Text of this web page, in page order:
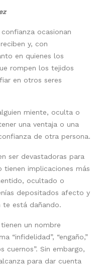
ocasionan
y, con
en quienes los
rompen los tejidos
en otros seres
miente, oculta o
una ventaja o una
de otra persona.
ser devastadoras para
tienen implicaciones más
ocultado o
depositados afecto y
te está dañando.
un nombre
“infidelidad”, “engaño,”
cuernos”. Sin embargo,
para dar cuenta